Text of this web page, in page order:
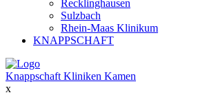
Recklinghausen
Sulzbach
Rhein-Maas Klinikum
KNAPPSCHAFT
Knappschaft Kliniken Kamen
x